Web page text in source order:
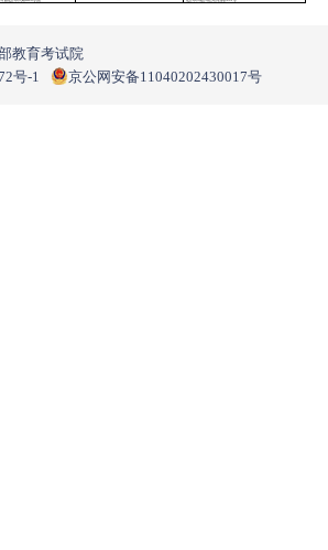
教育考试院
号-1
京公网安备11040202430017号